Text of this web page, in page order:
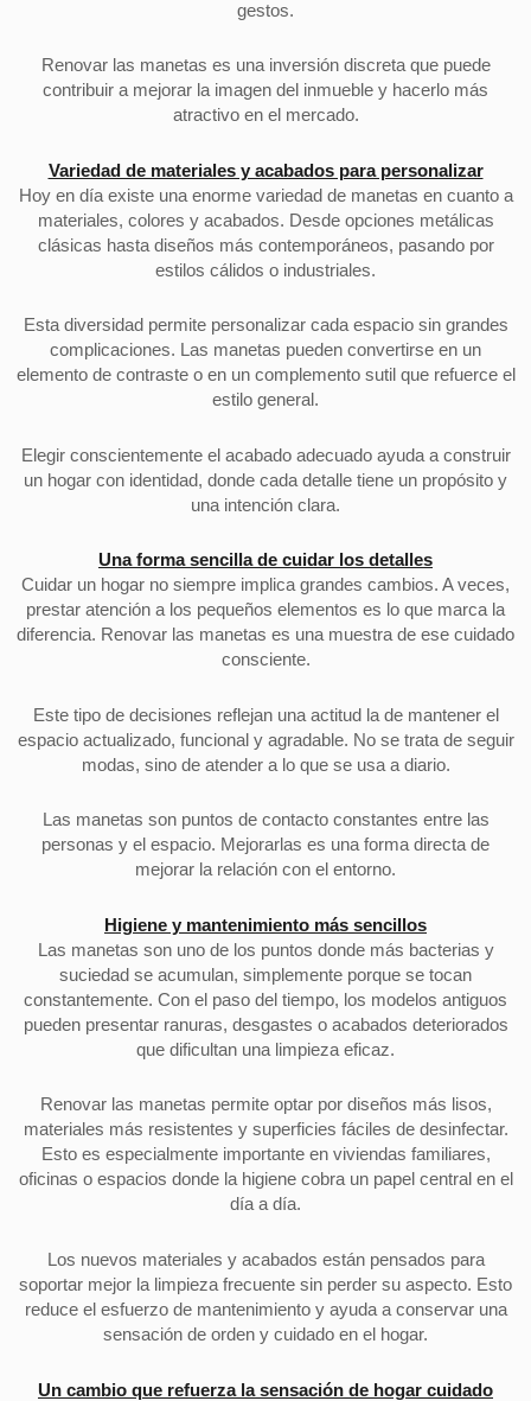
gestos.
Renovar las manetas es una inversión discreta que puede
contribuir a mejorar la imagen del inmueble y hacerlo más
atractivo en el mercado.
Variedad de materiales y acabados para personalizar
Hoy en día existe una enorme variedad de manetas en cuanto a
materiales, colores y acabados. Desde opciones metálicas
clásicas hasta diseños más contemporáneos, pasando por
estilos cálidos o industriales.
Esta diversidad permite personalizar cada espacio sin grandes
complicaciones. Las manetas pueden convertirse en un
elemento de contraste o en un complemento sutil que refuerce el
estilo general.
Elegir conscientemente el acabado adecuado ayuda a construir
un hogar con identidad, donde cada detalle tiene un propósito y
una intención clara.
Una forma sencilla de cuidar los detalles
Cuidar un hogar no siempre implica grandes cambios. A veces,
prestar atención a los pequeños elementos es lo que marca la
diferencia. Renovar las manetas es una muestra de ese cuidado
consciente.
Este tipo de decisiones reflejan una actitud la de mantener el
espacio actualizado, funcional y agradable. No se trata de seguir
modas, sino de atender a lo que se usa a diario.
Las manetas son puntos de contacto constantes entre las
personas y el espacio. Mejorarlas es una forma directa de
mejorar la relación con el entorno.
Higiene y mantenimiento más sencillos
Las manetas son uno de los puntos donde más bacterias y
suciedad se acumulan, simplemente porque se tocan
constantemente. Con el paso del tiempo, los modelos antiguos
pueden presentar ranuras, desgastes o acabados deteriorados
que dificultan una limpieza eficaz.
Renovar las manetas permite optar por diseños más lisos,
materiales más resistentes y superficies fáciles de desinfectar.
Esto es especialmente importante en viviendas familiares,
oficinas o espacios donde la higiene cobra un papel central en el
día a día.
Los nuevos materiales y acabados están pensados para
soportar mejor la limpieza frecuente sin perder su aspecto. Esto
reduce el esfuerzo de mantenimiento y ayuda a conservar una
sensación de orden y cuidado en el hogar.
Un cambio que refuerza la sensación de hogar cuidado